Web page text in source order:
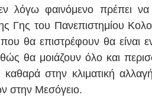
λόγω φαινόμενο πρέπει να
Γης του Πανεπιστημίου
θα επιστρέφουν θα είναι
θα μοιάζουν όλο και
στην κλιματική
στην Μεσόγειο.